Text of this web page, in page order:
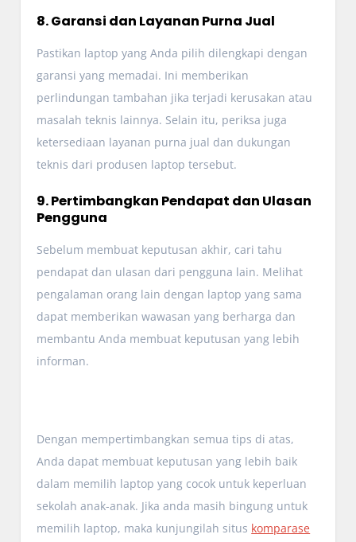
8. Garansi dan Layanan Purna Jual
Pastikan laptop yang Anda pilih dilengkapi dengan
garansi yang memadai. Ini memberikan
perlindungan tambahan jika terjadi kerusakan atau
masalah teknis lainnya. Selain itu, periksa juga
ketersediaan layanan purna jual dan dukungan
teknis dari produsen laptop tersebut.
9. Pertimbangkan Pendapat dan Ulasan
Pengguna
Sebelum membuat keputusan akhir, cari tahu
pendapat dan ulasan dari pengguna lain. Melihat
pengalaman orang lain dengan laptop yang sama
dapat memberikan wawasan yang berharga dan
membantu Anda membuat keputusan yang lebih
informan.
Dengan mempertimbangkan semua tips di atas,
Anda dapat membuat keputusan yang lebih baik
dalam memilih laptop yang cocok untuk keperluan
sekolah anak-anak. Jika anda masih bingung untuk
memilih laptop, maka kunjungilah situs komparase